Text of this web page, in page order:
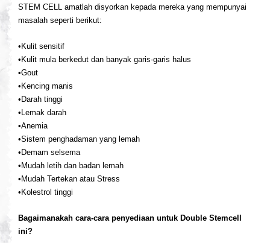
STEM CELL amatlah disyorkan kepada mereka yang mempunyai
masalah seperti berikut:
•Kulit sensitif
•Kulit mula berkedut dan banyak garis-garis halus
•Gout
•Kencing manis
•Darah tinggi
•Lemak darah
•Anemia
•Sistem penghadaman yang lemah
•Demam selsema
•Mudah letih dan badan lemah
•Mudah Tertekan atau Stress
•Kolestrol tinggi
Bagaimanakah cara-cara penyediaan untuk Double Stemcell
ini?